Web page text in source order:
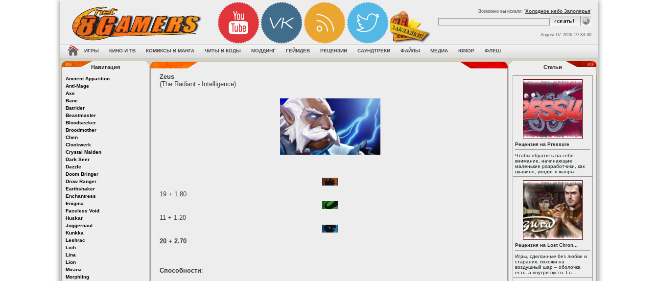
Возможно вы искали: 'Холодное небо Заполярья'
August 07 2026 19:33:30
ИГРЫ КИНО И ТВ КОМИКСЫ И МАНГА ЧИТЫ И КОДЫ МОДДИНГ ГЕЙМДЕВ РЕЦЕНЗИИ САУНДТРЕКИ ФАЙЛЫ МЕДИА ЮМОР ФЛЕШ
Навигация
Ancient Apparition
Anti-Mage
Axe
Bane
Batrider
Beastmaster
Bloodseeker
Broodmother
Chen
Clockwerk
Crystal Maiden
Dark Seer
Dazzle
Doom Bringer
Drow Ranger
Earthshaker
Enchantress
Enigma
Faceless Void
Huskar
Juggernaut
Kunkka
Leshrac
Lich
Lina
Lion
Mirana
Morphling
Zeus
(The Radiant - Intelligence)
19 + 1.80
11 + 1.20
20 + 2.70
Способности:
Статьи
Рецензия на Pressure
Чтобы обратить на себя
внимание, начинающие
маленькие разработчики, как
правило, уходят в жанры, ...
Рецензия на Lost Chron...
Игры, сделанные без любви и
старания, похожи на
воздушный шар – оболочка
есть, а внутри пусто. Lo...